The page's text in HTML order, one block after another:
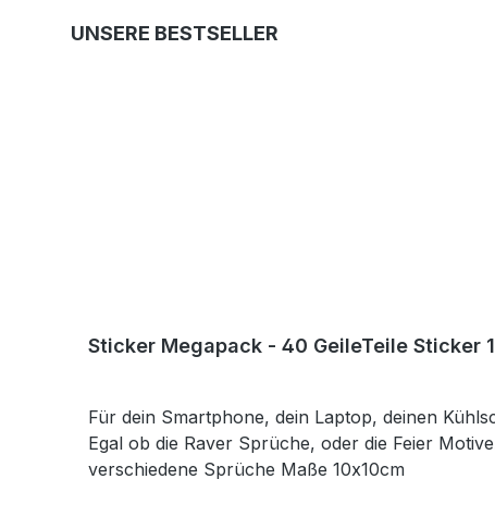
Produktgalerie überspringen
UNSERE BESTSELLER
Sticker Megapack - 40 GeileTeile Sticker
Für dein Smartphone, dein Laptop, deinen
Egal ob die Raver Sprüche, oder die Feier
verschiedene Sprüche Maße 10x10cm